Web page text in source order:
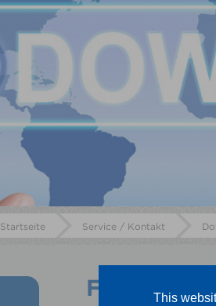
This
Startseite Service / Kontakt
Formulare